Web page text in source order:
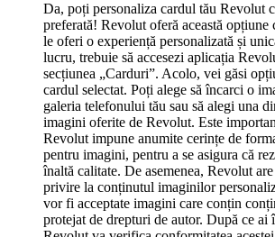
Da, poți personaliza cardul tău Revolut
preferată! Revolut oferă această opțiune
le oferi o experiență personalizată și
lucru, trebuie să accesezi aplicația
secțiunea „Carduri”. Acolo, vei găsi
cardul selectat. Poți alege să încarci o
galeria telefonului tău sau să alegi una
imagini oferite de Revolut. Este
Revolut impune anumite cerințe de
pentru imagini, pentru a se asigura că
înaltă calitate. De asemenea, Revolut
privire la conținutul imaginilor
vor fi acceptate imagini care conțin
protejat de drepturi de autor. După ce ai